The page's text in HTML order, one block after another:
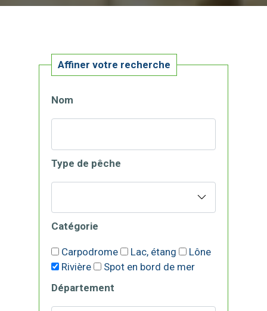
Affiner votre recherche
Nom
Type de pêche
Catégorie
Carpodrome Lac, étang
Lône
Rivière
Spot en bord de mer
Département